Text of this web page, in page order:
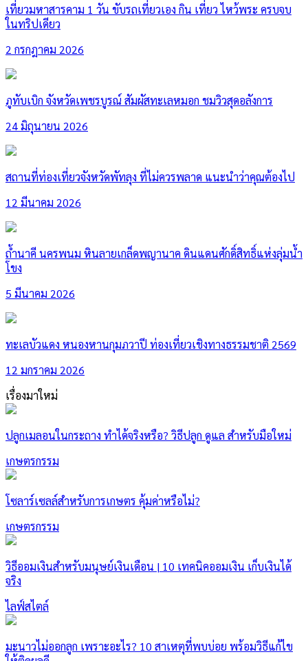
เที่ยวมหาสารคาม 1 วัน ขับรถเที่ยวเอง กิน เที่ยว ไหว้พระ ครบจบ
ในทริปเดียว
2 กรกฎาคม 2026
ภูทับเบิก จังหวัดเพชรบูรณ์ สัมผัสทะเลหมอก ชมวิวสุดอลังการ
24 มิถุนายน 2026
สถานที่ท่องเที่ยวจังหวัดพัทลุง ที่ไม่ควรพลาด แนะนำว่าคุณต้องไป
12 มีนาคม 2026
ถ้ำนาคี นครพนม หินลายเกล็ดพญานาค ดินแดนศักดิ์สิทธิ์แห่งลุ่มน้ำ
โขง
5 มีนาคม 2026
ทะเลบัวแดง หนองหานกุมภวาปี ท่องเที่ยวเชิงทางธรรมชาติ 2569
12 มกราคม 2026
เรื่องมาใหม่
ปลูกเมลอนในกระถาง ทำได้จริงหรือ? วิธีปลูก ดูแล สำหรับมือใหม่
เกษตรกรรม
โซลาร์เซลล์สำหรับการเกษตร คุ้มค่าหรือไม่?
เกษตรกรรม
วิธีออมเงินสำหรับมนุษย์เงินเดือน | 10 เทคนิคออมเงิน เก็บเงินได้
จริง
ไลฟ์สไตล์
มะนาวไม่ออกลูก เพราะอะไร? 10 สาเหตุที่พบบ่อย พร้อมวิธีแก้ไข